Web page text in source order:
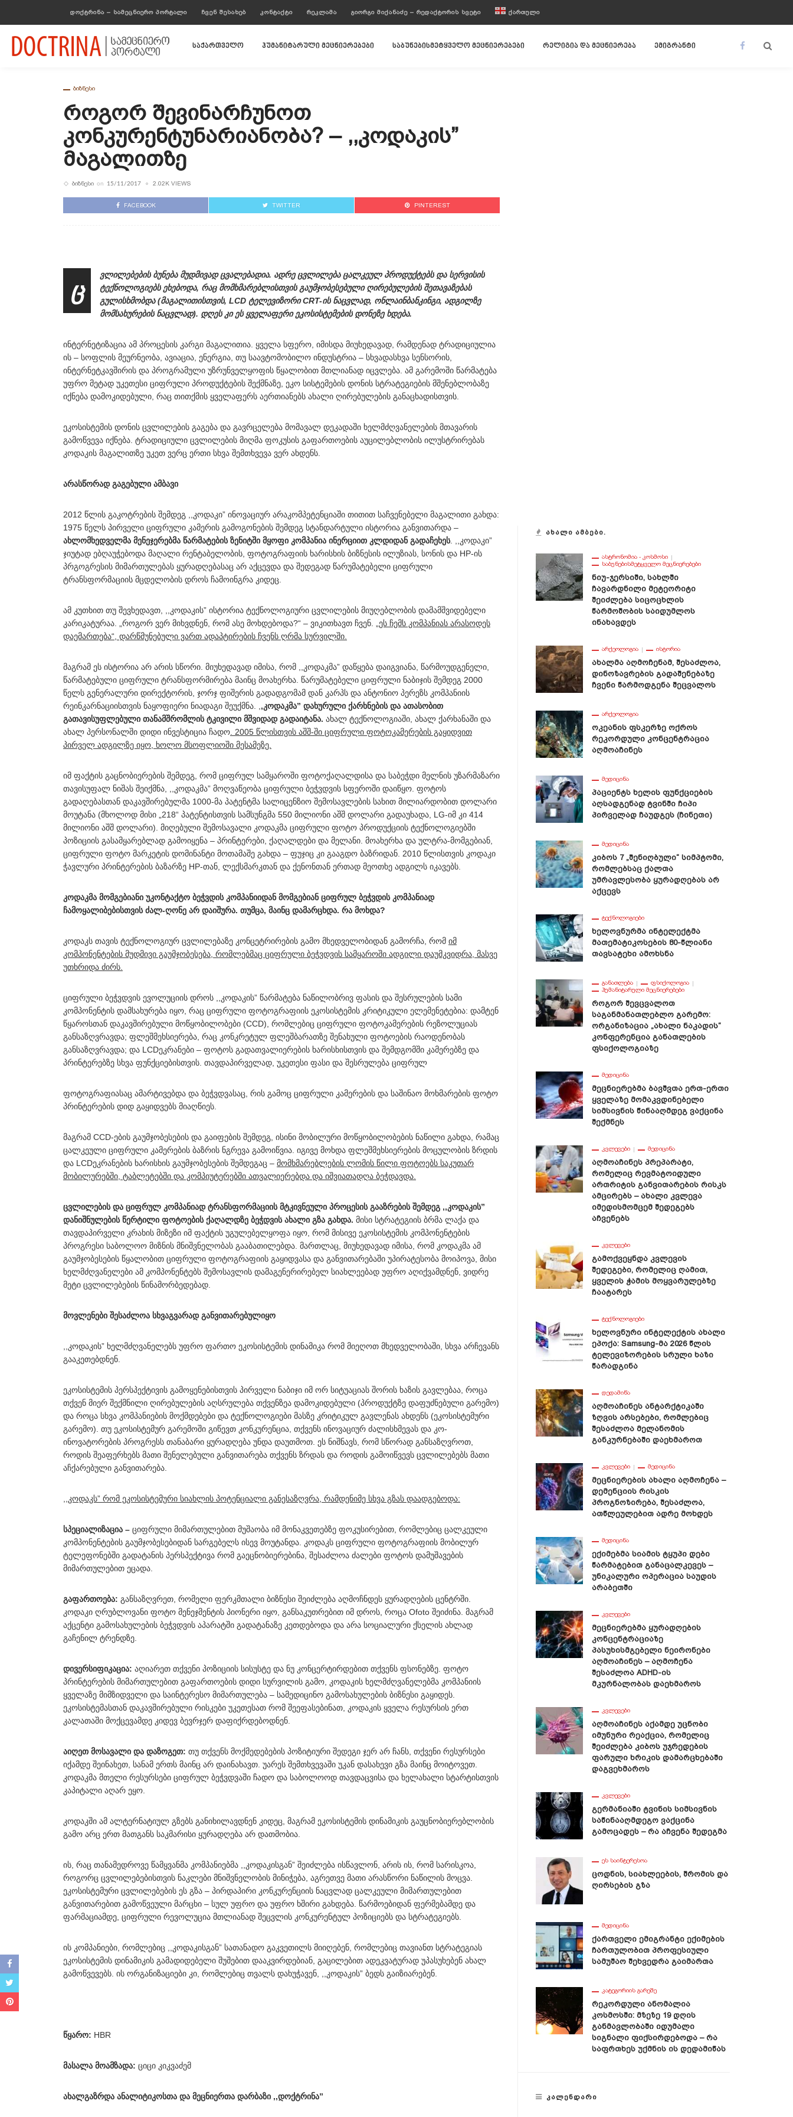
ᲓᲝᲥᲢᲠᲘᲜᲐ – ᲡᲐᲛᲔᲪᲜᲘᲔᲠᲝ ᲞᲝᲠᲢᲐᲚᲘ ᲩᲕᲔᲜ ᲨᲔᲡᲐᲮᲔᲑ ᲙᲝᲜᲢᲐᲥᲢᲘ ᲠᲔᲙᲚᲐᲛᲐ ᲒᲘᲝᲠᲒᲘ ᲛᲘᲥᲐᲜᲐᲫᲔ – ᲠᲔᲓᲐᲥᲢᲝᲠᲘᲡ ᲡᲕᲔᲢᲘ ᲥᲐᲠᲗᲣᲚᲘ
საქართველო ჰუმანიტარული მეცნიერებები საბუნებისმეტყველო მეცნიერებები რელიგია და მეცნიერება ემიგრანტი
ᲑᲘᲖᲜᲔᲡᲘ
Როგორ Შევინარჩუნოთ
Კონკურენტუნარიანობა? – ,,კოდაკის”
Მაგალითზე
ᲑᲘᲖᲜᲔᲡᲘ on 15/11/2017 2.02K VIEWS
FACEBOOK TWITTER PINTEREST
ც
ვლილებების ბუნება მუდმივად ცვალებადია. ადრე ცვლილება ცალკეულ პროდუქტებს და სერვისის
ტექნოლოგიებს ეხებოდა, რაც მომხმარებლისთვის გაუმჯობესებული ღირებულების შეთავაზებას
გულისხმობდა (მაგალითისთვის, LCD ტელევიზორი CRT-ის ნაცვლად, ონლაინბანკინგი, ადგილზე
მომსახურების ნაცვლად). დღეს კი ეს ყველაფერი ეკოსისტემების დონეზე ხდება.
ინტერნეტიზაცია ამ პროცესის კარგი მაგალითია. ყველა სფერო, იმისდა მიუხედავად, რამდენად ტრადიციულია
ის – სოფლის მეურნეობა, ავიაცია, ენერგია, თუ საავტომობილო ინდუსტრია – სხვადასხვა სენსორის,
ინტერნეტკავშირის და პროგრამული უზრუნველყოფის წყალობით მთლიანად იცვლება. ამ გარემოში წარმატება
უფრო მეტად უკეთესი ციფრული პროდუქტების შექმნაზე, ეკო სისტემების დონის სტრატეგიების მშენებლობაზე
იქნება დამოკიდებული, რაც თითქმის ყველაფერს აერთიანებს ახალი ღირებულების განაცხადისთვის.
ეკოსისტემის დონის ცვლილების გაგება და გავრცელება მომავალ დეკადაში ხელმძღვანელების მთავარის
გამოწვევა იქნება. ტრადიციული ცვლილების მიღმა ფოკუსის გაფართოების აუცილებლობის ილუსტრირებას
კოდაკის მაგალითზე უკეთ ვერც ერთი სხვა შემთხვევა ვერ ახდენს.
არასწორად გაგებული ამბავი
2012 წლის გაკოტრების შემდეგ ,,კოდაკი” ინოვაციურ არაკომპეტენციაში თითით საჩვენებელი მაგალითი გახდა:
1975 წელს პირველი ციფრული კამერის გამოგონების შემდეგ სტანდარტული ისტორია განვითარდა –
ახლომხედველმა მენეჯერებმა წარმატების ზენიტში მყოფი კომპანია ინერციით კლდიდან გადაჩეხეს. ,,კოდაკი”
ჯიუტად ებღაუჭებოდა მაღალი რენტაბელობის, ფოტოგრაფიის ხარისხის ბიზნესის ილუზიას, სონის და HP-ის
პრგოგრესის მიმართულებას ყურადღებასაც არ აქცევდა და შედეგად წარუმატებელი ციფრული
ტრანსფორმაციის მცდელობის დროს ჩამოინგრა კიდეც.
ამ კუთხით თუ შევხედავთ, ,,კოდაკის” ისტორია ტექნოლოგიური ცვლილების მიუღებლობის დამამშვიდებელი
კარიკატურაა. „როგორ ვერ მიხვდნენ, რომ ასე მოხდებოდა?“ – ვიკითხავთ ჩვენ.
„ეს ჩემს კომპანიას არასოდეს
დაემართება“, დარწმუნებული ვართ ადაპტირების ჩვენს ღრმა სურვილში.
მაგრამ ეს ისტორია არ არის სწორი. მიუხედავად იმისა, რომ ,,კოდაკმა” დაწყება დაიგვიანა, წარმოუდგენელი,
წარმატებული ციფრული ტრანსფორმირება მაინც მოახერხა. წარუმატებელი ციფრული ნაბიჯის შემდეგ 2000
წელს გენერალური დირექტორის, ჯორჯ ფიშერის გადადგომამ დან კარპს და ანტონიო პერეზს კომპანიის
რეინკარნაციისთვის ნაყოფიერი ნიადაგი შეუქმნა. , ,კოდაკმა” დახურული ქარხნების და ათასობით
გათავისუფლებული თანამშრომლის ტკივილი მშვიდად გადაიტანა. ახალ ტექნოლოგიაში, ახალ ქარხანაში და
ახალ პერსონალში დიდი ინვესტიცია ჩადო . 2005 წლისთვის აშშ-ში ციფრული ფოტოკამერების გაყიდვით
პირველ ადგილზე იყო, ხოლო მსოფლიოში მესამეზე.
იმ ფაქტის გაცნობიერების შემდეგ, რომ ციფრულ სამყაროში ფოტოქაღალდისა და საბეჭდი მელნის უზარმაზარი
თავისუფალ ნიშას შეიქმნა, ,,კოდაკმა” მოღვაწეობა ციფრული ბეჭვდვის სფეროში დაიწყო. ფოტოს
გადაღებასთან დაკავშირებულმა 1000-მა პატენტმა სალიცენზიო შემოსავლების სახით მილიარდობით დოლარი
მოუტანა (მხოლოდ მისი „218“ პატენტისთვის სამსუნგმა 550 მილიონი აშშ დოლარი გადაუხადა, LG-იმ კი 414
მილიონი აშშ დოლარი). მიღებული შემოსავალი კოდაკმა ციფრული ფოტო პროდუქციის ტექნოლოგიებში
პოზიციის გასამყარებლად გამოიყენა – პრინტერები, ქაღალდები და მელანი. მოახერხა და ულტრა-მომგებიან,
ციფრული ფოტო მარკეტის დომინანტი მოთამაშე გახდა – ფუჯიც კი გააგდო ბაზრიდან. 2010 წლისთვის კოდაკი
ჭავლური პრინტერების ბაზარზე HP-თან, ლექსმარკთან და ქენონთან ერთად მეოთხე ადგილს იკავებს.
კოდაკმა მომგებიანი უკონტაქტო ბეჭვდის კომპანიიდან მომგებიან ციფრულ ბეჭვდის კომპანიად
ჩამოყალიბებისთვის ძალ-ღონე არ დაიშურა. თუმცა, მაინც დამარცხდა. რა მოხდა?
კოდაკს თავის ტექნოლოგიურ ცვლილებაზე კონცეტრირების გამო მხედველობიდან გამორჩა, რომ იმ
კომპონენტების მუდმივი გაუმჯობესება, რომლებმაც ციფრული ბეჭვდვის სამყაროში ადგილი დაუმკვიდრა, მასვე
უთხრიდა ძირს.
ციფრული ბეჭვდვის ევოლუციის დროს ,,კოდაკის” წარმატება ნაწილობრივ ფასის და შესრულების სამი
კომპონენტის დამსახურება იყო, რაც ციფრული ფოტოგრაფიის ეკოსისტემის კრიტიკული ელემენეტებია: დამტენ
წყაროსთან დაკავშირებული მოწყობილობები (CCD), რომლებიც ციფრული ფოტოკამერების რეზოლუციას
განსაზღვრავდა; ფლეშმეხსიერება, რაც კონკრეტულ ფლეშბარათზე შენახული ფოტოების რაოდენობას
განსაზღვრავდა; და LCDეკრანები – ფოტოს გადათვალიერების ხარისხისთვის და შემდგომში კამერებზე და
პრინტერებზე სხვა ფუნქციებისთვის. თავდაპირველად, უკეთესი ფასი და შესრულება ციფრულ
ფოტოგრაფიასაც ამარტივებდა და ბეჭვდვასაც, რის გამოც ციფრული კამერების და საშინაო მოხმარების ფოტო
პრინტერების დიდ გაყიდვებს მიაღწიეს.
მაგრამ CCD-ების გაუმჯობესების და გაიფების შემდეგ, ისინი მობილური მოწყობილობების ნაწილი გახდა, რამაც
ცალკეული ციფრული კამერების ბაზრის ნგრევა გამოიწვია. იგივე მოხდა ფლეშმეხსიერების მოცულობის ზრდის
და LCDეკრანების ხარისხის გაუმჯობესების შემდეგაც – მომხმარებლების ლომის წილი ფოტოებს საკუთარ
მობილურებში, ტაბლეტებში და კომპიუტერებში ათვალიერებდა და იშვიათადღა ბეჭდავდა.
ცვლილების და ციფრულ კომპანიად ტრანსფორმაციის მტკივნეული პროცესის გააზრების შემდეგ ,,კოდაკის”
დანიშნულების წერტილი ფოტოების ქაღალდზე ბეჭდვის ახალი გზა გახდა. მისი სტრატეგიის ბრმა ლაქა და
თავდაპირველი კრახის მიზეზი იმ ფაქტის უგულებელყოფა იყო, რომ მისივე ეკოსისტემის კომპონენტების
პროგრესი საბოლოო მიზნის მნიშვნელობას გააბათილებდა. მართლაც, მიუხედავად იმისა, რომ კოდაკმა ამ
გაუმჯობესების წყალობით ციფრული ფოტოგრაფიის გაყიდვასა და განვითარებაში უპირატესობა მოიპოვა, მისი
ხელმძღვანელები ამ კომპონენტებს შემოსავლის დამაგენერირებელ სიახლეებად უფრო აღიქვამდნენ, ვიდრე
მეტი ცვლილებების წინამორბედებად.
მოვლენები შესაძლოა სხვაგვარად განვითარებულიყო
,,კოდაკის” ხელმძღვანელებს უფრო ფართო ეკოსისტემის დინამიკა რომ მიეღოთ მხედველობაში, სხვა არჩევანს
გააკეთებდნენ.
ეკოსისტემის პერსპექტივის გამოყენებისთვის პირველი ნაბიჯი იმ ორ სიტუაციას შორის ხაზის გავლებაა, როცა
თქვენ მიერ შექმნილი ღირებულების აღსრულება თქვენზეა დამოკიდებული (პროდუქტზე დაფუძნებული გარემო)
და როცა სხვა კომპანიების მოქმდებები და ტექნოლოგიები მასზე კრიტიკულ გავლენას ახდენს (ეკოსისტემური
გარემო). თუ ეკოსისტემურ გარემოში გიწევთ კონკურენცია, თქვენს ინოვაციურ ძალისხმევას და კო-
ინოვატორების პროგრესს თანაბარი ყურადღება უნდა დაუთმოთ. ეს ნიშნავს, რომ სწორად განსაზღვროთ,
როდის შეაფერხებს მათი შენელებული განვითარება თქვენს ზრდას და როდის გამოიწვევს ცვლილებებს მათი
აჩქარებული განვითარება.
,,კოდაკს” რომ ეკოსისტემური სიახლის პოტენციალი განესაზღვრა, რამდენიმე სხვა გზას დაადგებოდა:
სპეციალიზაცია – ციფრული მიმართულებით მუშაობა იმ მონაკვეთებზე ფოკუსირებით, რომლებიც ცალკეული
კომპონენტების გაუმჯობესებიდან სარგებელს ისევ მოუტანდა. კოდაკს ციფრული ფოტოგრაფიის მობილურ
ტელეფონებში გადატანის პერსპექტივა რომ გაეცნობიერებინა, შესაძლოა ძალები ფოტოს დამუშავების
მიმართულებით ეცადა.
გაფართოება: განსაზღვრეთ, რომელი ფერკმთალი ბიზნესი შეიძლება აღმოჩნდეს ყურადღების ცენტრში.
კოდაკი ღრუბლოვანი ფოტო მენეჯმენტის პიონერი იყო, განსაკუთრებით იმ დროს, როცა Ofoto შეიძინა. მაგრამ
აქცენტი გამოსახულების ბეჭვდვის აპარატში გადატანაზე კეთდებოდა და არა სოციალური ქსელის ახლად
გაჩენილ ტრენდზე.
დივერსიფიკაცია: აღიარეთ თქვენი პოზიციის სისუსტე და ნუ კონცერტირდებით თქვენს ფსონებზე. ფოტო
პრინტერების მიმართულებით გაფართოების დიდი სურვილის გამო, კოდაკის ხელმძღვანელებმა კომპანიის
ყველაზე მიმზიდველი და საინტერესო მიმართულება – სამედიცინო გამოსახულების ბიზნესი გაყიდეს.
ეკოსისტემასთან დაკავშირებული რისკები უკეთესათ რომ შეეფასებინათ, კოდაკის ყველა რესურსის ერთ
კალათაში მოქცევამდე კიდევ ბევრჯერ დაფიქრდებოდნენ.
აიღეთ მოსავალი და დაზოგეთ: თუ თქვენს მოქმედებების პოზიტიური შედეგი ჯერ არ ჩანს, თქვენი რესურსები
იქამდე შეინახეთ, სანამ ერთს მაინც არ დაინახავთ. უარეს შემთხვევაში უკან დასახევი გზა მაინც მოიტოვეთ.
კოდაკმა მთელი რესურსები ციფრულ ბეჭვდვაში ჩადო და საბოლოოდ თავდაცვისა და ხელახალი სტარტისთვის
კაპიტალი აღარ ეყო.
კოდაკში ამ ალტერნატიულ გზებს განიხილავდნენ კიდეც, მაგრამ ეკოსისტემის დინამიკის გაუცნობიერებლობის
გამო არც ერთ მათგანს საკმარისი ყურადღება არ დათმობია.
ის, რაც თანამედროვე წამყვანმა კომპანიებმა ,,კოდაკისგან” შეიძლება ისწავლონ, არის ის, რომ სარისკოა,
როგორც ცვლილებებისთვის ნაკლები მნიშვნელობის მინიჭება, აგრეთვე მათი არასწორი ნაწილის მოცვა.
ეკოსისტემური ცვლილებების ეს გზა – პირდაპირი კონკურენციის ნაცვლად ცალკეული მიმართულებით
განვითარებით გამოწვეული მარცხი – სულ უფრო და უფრო ხშირი გახდება. წარმოებიდან ფერმებამდე და
ფარმაციამდე, ციფრული რევოლუცია მთლიანად შეცვლის კონკურენტულ პოზიციებს და სტრატეგიებს.
ის კომპანიები, რომლებიც ,,კოდაკისგან” სათანადო გაკვეთილს მიიღებენ, რომლებიც თავიანთ სტრატეგიას
ეკოსისტემის დინამიკის გამადიდებელი შუშებით დააკვირდებიან, გაცილებით ადეკვატურად უპასუხებენ ახალ
გამოწვევებს. ის ორგანიზაციები კი, რომლებიც თვალს დახუჭავენ, ,,კოდაკის” ბედს გაიზიარებენ.
წყარო: HBR
მასალა მოამზადა: ციცი კიკვაძემ
ახალგაზრდა ანალიტიკოსთა და მეცნიერთა დარბაზი ,,დოქტრინა”
ᲐᲮᲐᲚᲘ ᲐᲛᲑᲔᲑᲘ.
ᲐᲡᲢᲠᲝᲜᲝᲛᲘᲐ - ᲙᲝᲡᲛᲝᲡᲘ
ᲡᲐᲑᲣᲜᲔᲑᲘᲡᲛᲔᲢᲧᲕᲔᲚᲝ ᲛᲔᲪᲜᲘᲔᲠᲔᲑᲔᲑᲘ
Ნიუ-Ჯერსიში, Სახლში
Ჩავარდნილი Მეტეორიტი
Შეიძლება Სიცოცხლის
Წარმოშობის Საიდუმლოს
Ინახავდეს
ᲐᲠᲥᲔᲝᲚᲝᲒᲘᲐ ᲘᲡᲢᲝᲠᲘᲐ
Ახალმა Აღმოჩენამ, Შესაძლოა,
Დინოზავრების Გადაშენებაზე
Ჩვენი Წარმოდგენა Შეცვალოს
ᲐᲠᲥᲔᲝᲚᲝᲒᲘᲐ
Ოკეანის Ფსკერზე Ოქროს
Რეკორდული Კონცენტრაცია
Აღმოაჩინეს
ᲛᲔᲓᲘᲪᲘᲜᲐ
Პაციენტს Ხელის Ფუნქციების
Აღსადგენად Ტვინში Ჩიპი
Პირველად Ჩაუდგეს (ჩინეთი)
ᲛᲔᲓᲘᲪᲘᲜᲐ
Კიბოს 7 „შენიღბული“ Სიმპტომი,
Რომლებსაც Ქალთა
Უმრავლესობა Ყურადღებას Არ
Აქცევს
ᲢᲔᲥᲜᲝᲚᲝᲒᲘᲔᲑᲘ
Ხელოვნურმა Ინტელექტმა
Მათემატიკოსების 80-Წლიანი
Თავსატეხი Ამოხსნა
ᲒᲐᲜᲐᲗᲚᲔᲑᲐ
ᲤᲡᲘᲥᲝᲚᲝᲒᲘᲐ
ᲰᲣᲛᲐᲜᲘᲢᲐᲠᲣᲚᲘ ᲛᲔᲪᲜᲘᲔᲠᲔᲑᲔᲑᲘ
Როგორ Შევცვალოთ
Საგანმანათლებლო Გარემო:
Ორგანიზაცია „ახალი Ნაკადის“
Კონფერენცია Განათლების
Ფსიქოლოგიაზე
ᲛᲔᲓᲘᲪᲘᲜᲐ
Მეცნიერებმა Ბავშვთა Ერთ-Ერთი
Ყველაზე Მომაკვდინებელი
Სიმსივნის Წინააღმდეგ Ვაქცინა
Შექმნეს
ᲙᲕᲚᲔᲕᲔᲑᲘ ᲛᲔᲓᲘᲪᲘᲜᲐ
Აღმოაჩინეს Პრეპარატი,
Რომელიც Რევმატოიდული
Ართრიტის Განვითარების Რისკს
Ამცირებს – Ახალი Კვლევა
Იმედისმომცემ Შედეგებს
Აჩვენებს
ᲙᲕᲚᲔᲕᲔᲑᲘ
Გამოქვეყნდა Კვლევის
Შედეგები, Რომელიც Ღამით,
Ყველის Ჭამის Მოყვარულებზე
Ჩაატარეს
ᲢᲔᲥᲜᲝᲚᲝᲒᲘᲔᲑᲘ
Ხელოვნური Ინტელექტის Ახალი
Ეპოქა: Samsung-Მა 2026 Წლის
Ტელევიზორების Სრული Ხაზი
Წარადგინა
ᲓᲔᲓᲐᲛᲘᲬᲐ
Აღმოაჩინეს Ანტარქტიკაში
Ზღვის Არსებები, Რომლებიც
Შესაძლოა Მელანომის
Განკურნებაში Დაეხმაროთ
ᲙᲕᲚᲔᲕᲔᲑᲘ ᲛᲔᲓᲘᲪᲘᲜᲐ
Მეცნიერების Ახალი Აღმოჩენა –
Დემენციის Რისკის
Პროგნოზირება, Შესაძლოა,
Ათწლეულებით Ადრე Მოხდეს
ᲛᲔᲓᲘᲪᲘᲜᲐ
Ექიმებმა Სიამის Ტყუპი Დები
Წარმატებით Განაცალკევეს –
Უნიკალური Ოპერაცია Საუდის
Არაბეთში
ᲙᲕᲚᲔᲕᲔᲑᲘ
Მეცნიერებმა Ყურადღების
Კონცენტრაციაზე
Პასუხისმგებელი Ნეირონები
Აღმოაჩინეს – Აღმოჩენა
Შესაძლოა ADHD-Ის
Მკურნალობას Დაეხმაროს
ᲙᲕᲚᲔᲕᲔᲑᲘ
Აღმოაჩინეს Აქამდე Უცნობი
Იმუნური Რეაქცია, Რომელიც
Შეიძლება Კიბოს Უჯრედების
Ფარული Ხრიკის Დამარცხებაში
Დაგვეხმაროს
ᲙᲕᲚᲔᲕᲔᲑᲘ
Გერმანიაში Ტვინის Სიმსივნის
Საწინააღმდეგო Ვაქცინა
Გამოცადეს – Რა Აჩვენა Შედეგმა
ᲔᲡ ᲡᲐᲘᲜᲢᲔᲠᲔᲡᲝᲐ
Ცოდნის, Სიახლეების, Შრომის Და
Ღირსების Გზა
ᲛᲔᲓᲘᲪᲘᲜᲐ
Ქართველი Ემიგრანტი Ექიმების
Ჩართულობით Პროფესიული
Სამუშაო Შეხვედრა Გაიმართა
ᲙᲐᲢᲔᲒᲝᲠᲘᲘᲡ ᲒᲐᲠᲔᲨᲔ
Რეკორდული Ანომალია
Კოსმოსში: Მზეზე 19 Დღის
Განმავლობაში Იდუმალი
Სიგნალი Ფიქსირდებოდა – Რა
Საფრთხეს Უქმნის Ის Დედამიწას
ᲙᲐᲚᲔᲜᲓᲐᲠᲘ